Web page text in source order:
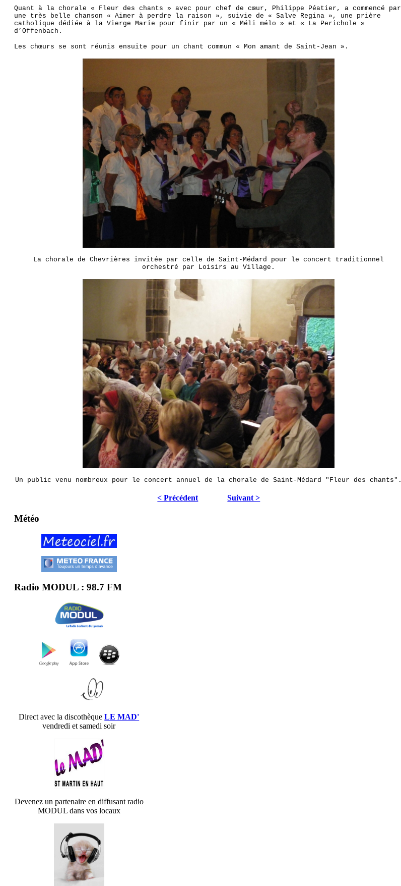
Quant à la chorale « Fleur des chants » avec pour chef de cœur, Philippe Péatier, a commencé par
une très belle chanson « Aimer à perdre la raison », suivie de « Salve Regina », une prière
catholique dédiée à la Vierge Marie pour finir par un « Méli mélo » et « La Perichole »
d’Offenbach.
Les chœurs se sont réunis ensuite pour un chant commun « Mon amant de Saint-Jean ».
La chorale de Chevrières invitée par celle de Saint-Médard pour le concert traditionnel
orchestré par Loisirs au Village.
Un public venu nombreux pour le concert annuel de la chorale de Saint-Médard "Fleur des chants".
< Précédent Suivant >
Météo
Radio MODUL : 98.7 FM
Direct avec la discothèqueLE MAD'
vendredi et samedi soir
Devenez un partenaire en diffusant radio
MODUL dans vos locaux